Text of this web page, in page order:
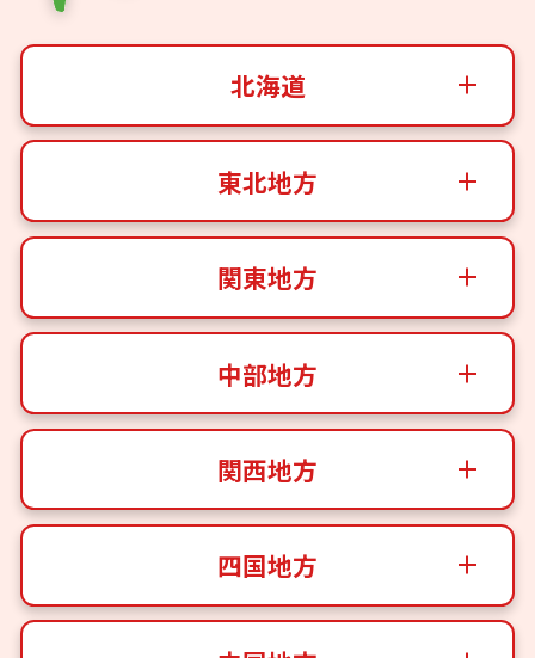
北海道
東北地方
関東地方
中部地方
関西地方
四国地方